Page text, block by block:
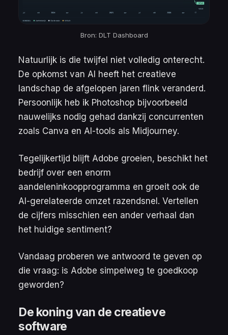
Bron: DLT Dashboard
Natuurlijk is die twijfel niet volledig onterecht.
De opkomst van AI heeft het creatieve
landschap de afgelopen jaren flink veranderd.
Persoonlijk heb ik Photoshop bijvoorbeeld
nauwelijks nodig gehad dankzij concurrenten
zoals Canva en AI-tools als Midjourney.
Tegelijkertijd blijft Adobe groeien, beschikt het
bedrijf over een enorm
aandeleninkoopprogramma en groeit ook de
AI-gerelateerde omzet razendsnel. Vertellen
de cijfers misschien een ander verhaal dan
het huidige sentiment?
Vandaag proberen we antwoord te geven op
die vraag: is Adobe simpelweg te goedkoop
geworden?
De koning van de creatieve
software